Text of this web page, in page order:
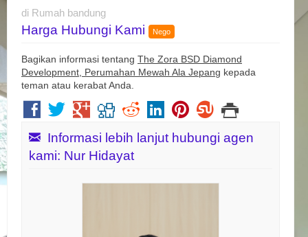
di Rumah bandung
Harga Hubungi Kami Nego
Bagikan informasi tentang The Zora BSD Diamond
Development, Perumahan Mewah Ala Jepang kepada
teman atau kerabat Anda.
Informasi lebih lanjut hubungi agen
kami: Nur Hidayat